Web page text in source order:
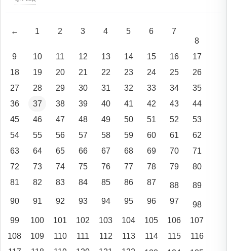
← 1 2 3 4 5 6
7
8
9
10 11 12 13 14 15 16
17
18
19 20 21 22 23 24 25
26
27
28 29 30 31 32 33 34
35
36
37 38 39 40 41 42 43
44
45
46 47 48 49 50 51 52
53
54
55 56 57 58 59 60 61
62
63
64 65 66 67 68 69 70
71
72
73 74 75 76 77 78 79
80
81
82 83 84 85 86 87 88
89
90
91 92 93 94 95 96 97
98
99
100 101 102 103 104 105 106
107
108
109 110 111 112 113 114 115
116